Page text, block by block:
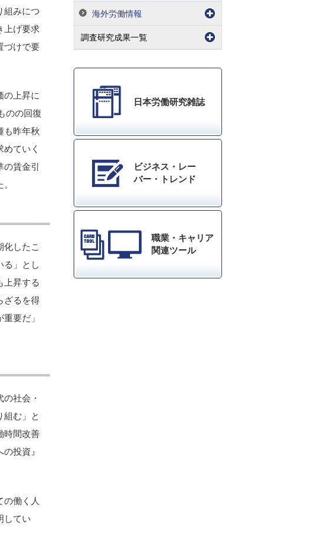
組みにつ
上げ要求
づけで要
の上昇に
のの回復
も昨年秋
ていく
の賃金引
したこ
る」とし
上昇する
ざるを得
要だ」
社会・
組む」と
時間改善
投資』
の働く人
してい
海外労働情報
調査研究成果一覧
日本労働研究雑誌
ビジネス・レー
バー・トレンド
職業・キャリア
関連ツール